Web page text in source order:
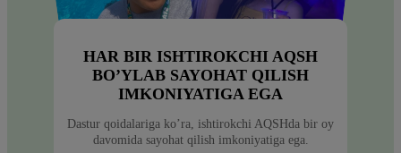
HAR BIR ISHTIROKCHI AQSH
BO’YLAB SAYOHAT QILISH
IMKONIYATIGA EGA
Dastur qoidalariga ko’ra, ishtirokchi AQSHda bir oy
davomida sayohat qilish imkoniyatiga ega.